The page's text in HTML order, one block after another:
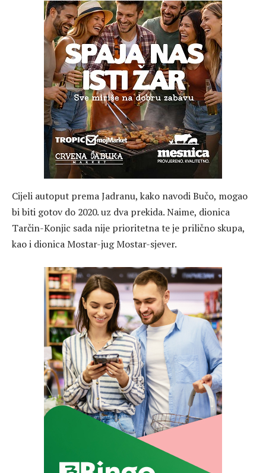
Cijeli autoput prema Jadranu, kako navodi Bučo, mogao
bi biti gotov do 2020. uz dva prekida. Naime, dionica
Tarčin-Konjic sada nije prioritetna te je prilično skupa,
kao i dionica Mostar-jug Mostar-sjever.